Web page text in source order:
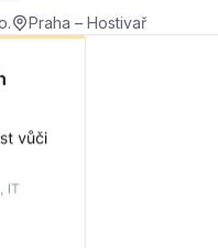
Praha – Hostivař